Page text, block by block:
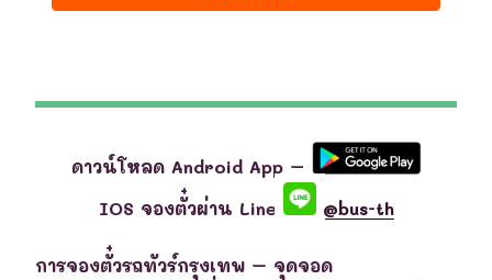
ดาวน์โหลด Android App –
IOS จองตั๋วผ่าน Line
@bus-th
การจองตั๋วรถทัวร์กรุงเทพ – จุดจอด